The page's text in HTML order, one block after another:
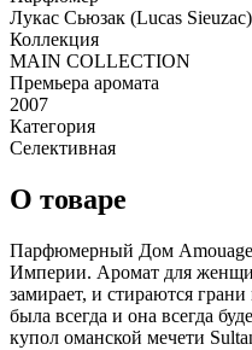
Лукас Сьюзак (Lucas Sieuzac)
Коллекция
MAIN COLLECTION
Премьера аромата
2007
Категория
Селективная
О товаре
Парфюмерный Дом Amouage
Империи. Аромат для
замирает, и стираются
была всегда и она всегда
купол оманской мечети